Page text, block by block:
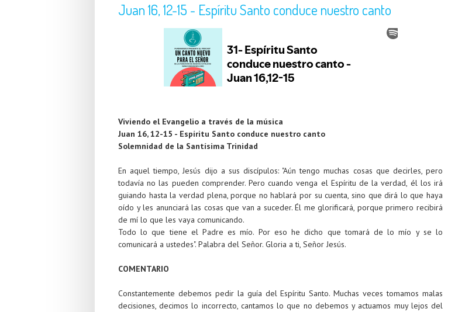
Juan 16, 12-15 - Espíritu Santo conduce nuestro canto
Viviendo el Evangelio a través de la música
Juan 16, 12-15 - Espíritu Santo conduce nuestro canto
Solemnidad de la Santísima Trinidad
En aquel tiempo, Jesús dijo a sus discípulos: "Aún tengo muchas cosas que decirles, pero
todavía no las pueden comprender. Pero cuando venga el Espíritu de la verdad, él los irá
guiando hasta la verdad plena, porque no hablará por su cuenta, sino que dirá lo que haya
oído y les anunciará las cosas que van a suceder. Él me glorificará, porque primero recibirá
de mí lo que les vaya comunicando.
Todo lo que tiene el Padre es mío. Por eso he dicho que tomará de lo mío y se lo
comunicará a ustedes". Palabra del Señor. Gloria a ti, Señor Jesús.
COMENTARIO
Constantemente debemos pedir la guía del Espíritu Santo. Muchas veces tomamos malas
decisiones, decimos lo incorrecto, cantamos lo que no debemos y actuamos muy lejos del